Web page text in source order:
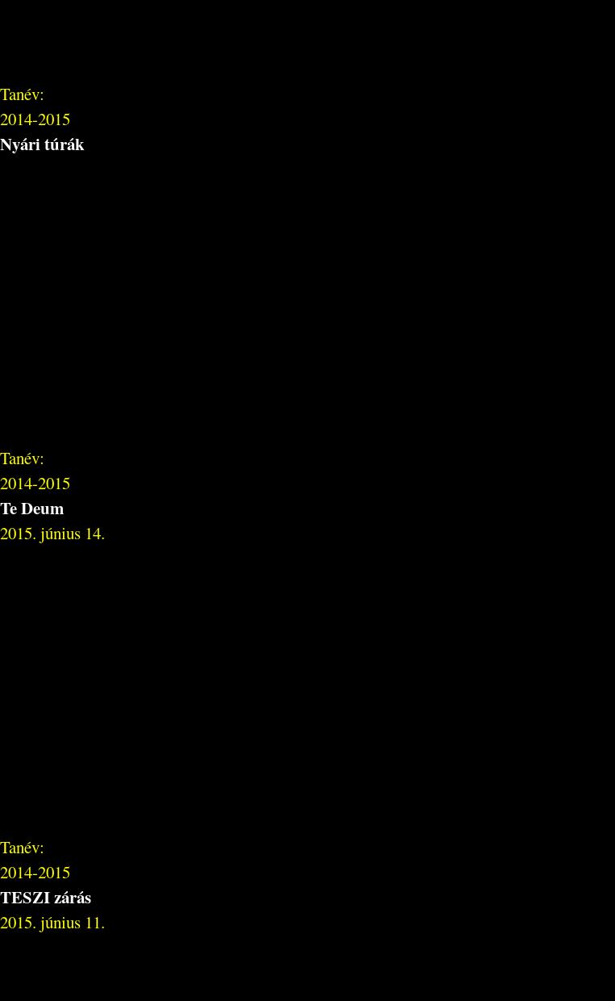
Tanév:
2014-2015
Nyári túrák
Tanév:
2014-2015
Te Deum
2015. június 14.
Tanév:
2014-2015
TESZI zárás
2015. június 11.